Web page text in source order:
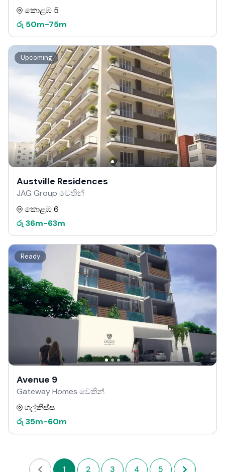
කොළඹ 5
රු 50m-75m
Upcoming
Austville Residences
JAG Group වෙතින්
කොළඹ 6
රු 36m-63m
Ready
Avenue 9
Gateway Homes වෙතින්
ගල්කිස්ස
රු 35m-60m
1 2 3 4 5